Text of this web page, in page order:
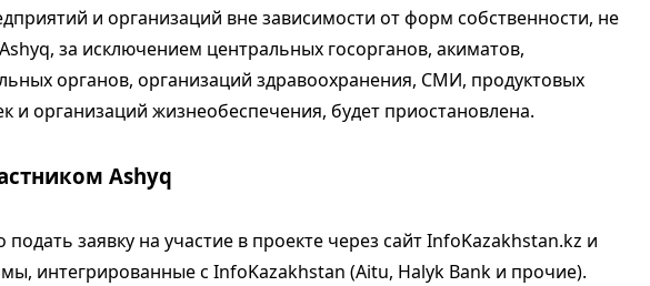
и организаций вне зависимости от форм собственности, не
за исключением центральных госорганов, акиматов,
органов, организаций здравоохранения, СМИ, продуктовых
и организаций жизнеобеспечения, будет приостановлена.
Ashyq
подать заявку на участие в проекте через сайт InfoKazakhstan.kz и
интегрированные с InfoKazakhstan (Аitu, Halyk Bank и прочие).